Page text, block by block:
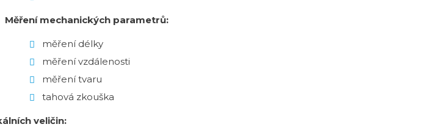
Měření mechanických parametrů:
měření délky
měření vzdálenosti
měření tvaru
tahová zkouška
veličin: